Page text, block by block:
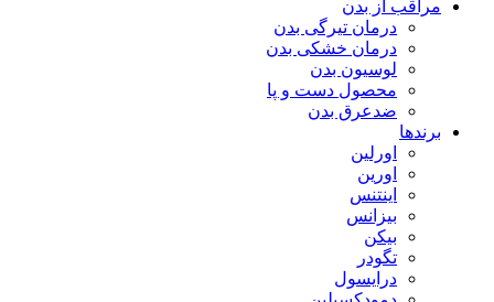
مراقب از بدن
درمان تیرگی بدن
درمان خشکی بدن
لوسیون بدن
محصول دست و پا
ضدعرق بدن
برندها
اورلین
اورین
اینتنس
بیزانس
بیکن
تگودر
درایسول